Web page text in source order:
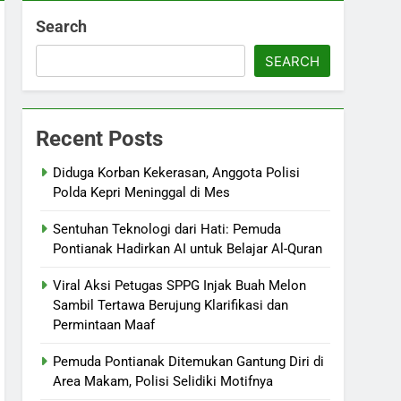
Search
SEARCH
Recent Posts
Diduga Korban Kekerasan, Anggota Polisi
Polda Kepri Meninggal di Mes
Sentuhan Teknologi dari Hati: Pemuda
Pontianak Hadirkan AI untuk Belajar Al-Quran
Viral Aksi Petugas SPPG Injak Buah Melon
Sambil Tertawa Berujung Klarifikasi dan
Permintaan Maaf
Pemuda Pontianak Ditemukan Gantung Diri di
Area Makam, Polisi Selidiki Motifnya